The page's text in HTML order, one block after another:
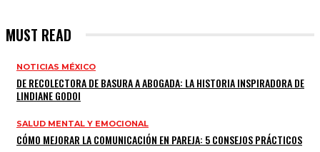
MUST READ
NOTICIAS MÉXICO
DE RECOLECTORA DE BASURA A ABOGADA: LA HISTORIA INSPIRADORA DE
LINDIANE GODOI
SALUD MENTAL Y EMOCIONAL
CÓMO MEJORAR LA COMUNICACIÓN EN PAREJA: 5 CONSEJOS PRÁCTICOS